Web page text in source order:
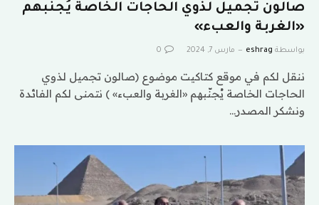
صالون تجميل لذوي الحاجات الخاصة يُجنّبهم
«الغربة والعبء»
بواسطة eshrag مارس 7, 2024 0
ننقل لكم في موقع كتاكيت موضوع (صالون تجميل لذوي
الحاجات الخاصة يُجنّبهم «الغربة والعبء» ) نتمنى لكم الفائدة
ونشكر المصدر…